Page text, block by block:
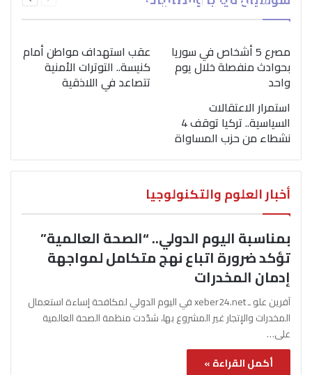
ضرورة اتباع نهج متكامل
لمواجهة إدمان المخدرات
مصرع 5 أشخاص في سوريا
بحوادث منفصلة خلال يوم
واحد
عقب استهداف مواطن أمام
كنيسة.. التوترات الأمنية
تتصاعد في اللاذقية
استمرار الاعتقالات
السياسية.. تركيا توقف 4
نشطاء من حزب المساواة
أخبار العلوم والتكنولوجيا
بمناسبة اليوم الدولي.. “الصحة العالمية”
تؤكد ضرورة اتباع نهج متكامل لمواجهة
إدمان المخدرات
آفرين علو ـ xeber24.net في اليوم الدولي لمكافحة إساءة استعمال
المخدرات والإتجار غير المشروع بها، شدّدت منظمة الصحة العالمية
على…
أكمل القراءة »